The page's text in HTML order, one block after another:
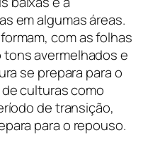
em algumas áreas.
com as folhas
avermelhados e
se prepara para o
culturas como
de transição,
para o repouso.